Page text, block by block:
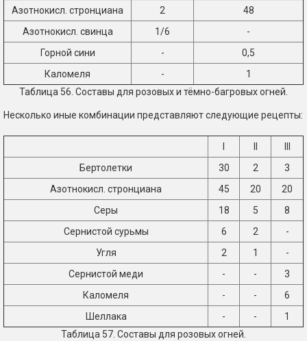
Азотнокисл. стронциана
2
48
Азотнокисл. свинца
1/6
-
Горной сини
-
0,5
Каломеля
-
1
Таблица 56. Составы для розовых и тёмно-багровых огней.
Несколько иные комбинации представляют следующие рецепты:
Бертолетки
30 2
3
Азотнокисл. стронциана
45 20
20
Серы
18 5
8
Сернистой сурьмы
6 2
-
Угля
2 1
-
Сернистой меди
- -
3
Каломеля
- -
6
Шеллака
- -
1
Таблица 57. Составы для розовых огней.